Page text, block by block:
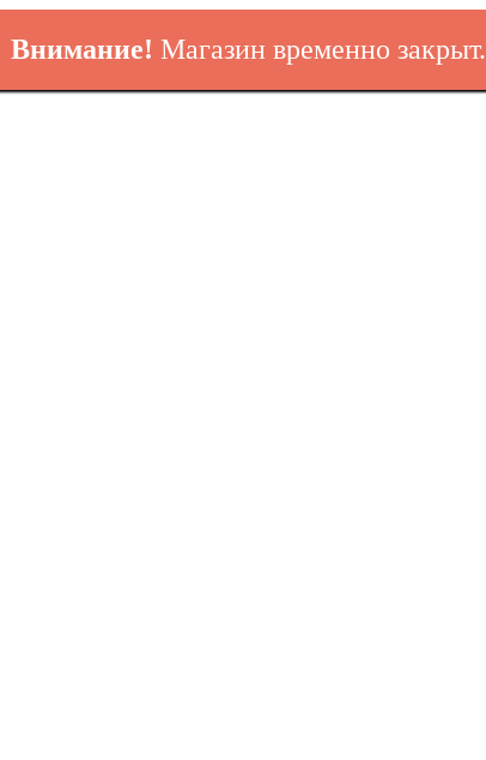
Внимание! Магазин временно закрыт.